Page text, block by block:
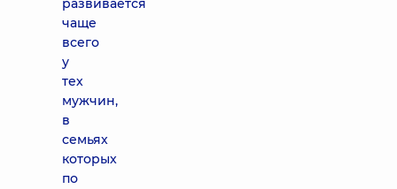
развивается
чаще
всего
у
тех
мужчин,
в
семьях
которых
по